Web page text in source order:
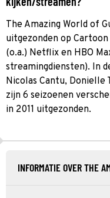
The Amazing World of
uitgezonden op
(o.a.) Netflix en HBO
streamingdiensten). In
Nicolas Cantu, Donielle
zijn 6 seizoenen
in 2011 uitgezonden.
INFORMATIE OVER THE